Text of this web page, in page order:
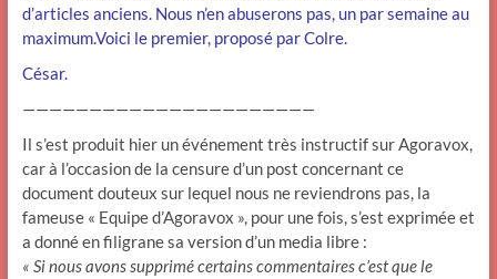
d’articles anciens. Nous n’en abuserons pas, un par semaine au
maximum.Voici le premier, proposé par Colre.
César.
——————————————————————
Il s’est produit hier un événement très instructif sur Agoravox,
car à l’occasion de la censure d’un post concernant ce
document douteux sur lequel nous ne reviendrons pas, la
fameuse « Equipe d’Agoravox », pour une fois, s’est exprimée et
a donné en filigrane sa version d’un media libre :
« Si nous avons supprimé certains commentaires c’est que le